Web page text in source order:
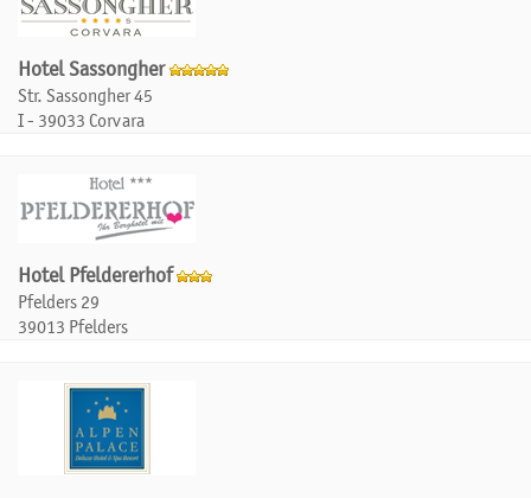
Hotel Sassongher
Str. Sassongher 45
I - 39033 Corvara
Hotel Pfeldererhof
Pfelders 29
39013 Pfelders